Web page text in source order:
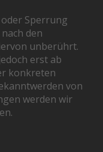
Sperrung
den
unberührt.
erst ab
konkreten
von
werden wir